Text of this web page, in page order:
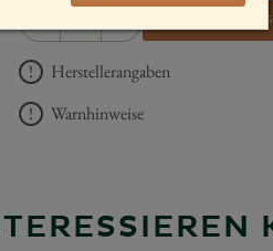
AUF DIE
Herstellerangaben
Warnhinweise